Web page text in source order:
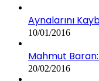
Aynalarını
10/01/2016
Mahmut
20/02/2016